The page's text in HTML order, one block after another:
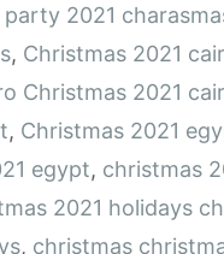
party 2021
, Christmas 2021
Christmas 2021
, Christmas 2021
egypt, christmas
2021 holidays
, christmas